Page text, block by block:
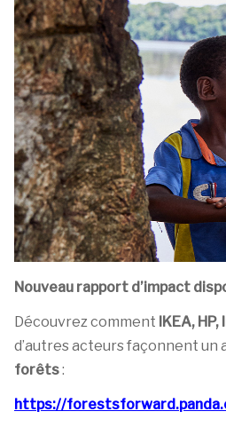
Nouveau rapport d’impact
Découvrez comment IKEA,
d’autres acteurs façonnent un
forêts:
https://